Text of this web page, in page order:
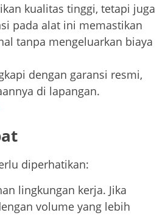
kualitas tinggi, tetapi juga
pada alat ini memastikan
tanpa mengeluarkan biaya
dengan garansi resmi,
di lapangan.
diperhatikan:
lingkungan kerja. Jika
volume yang lebih